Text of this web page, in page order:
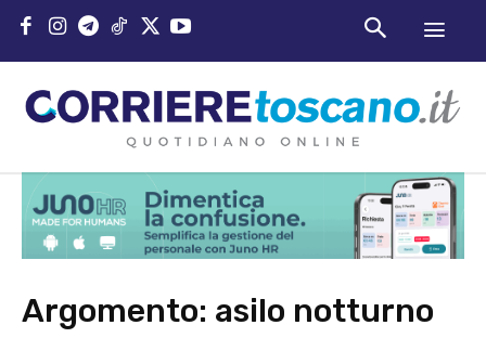
Argomento: asilo notturno